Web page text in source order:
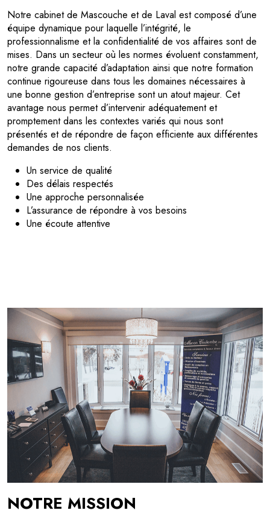
Notre cabinet de Mascouche et de Laval est composé d’une
équipe dynamique pour laquelle l’intégrité, le
professionnalisme et la confidentialité de vos affaires sont de
mises. Dans un secteur où les normes évoluent constamment,
notre grande capacité d’adaptation ainsi que notre formation
continue rigoureuse dans tous les domaines nécessaires à
une bonne gestion d’entreprise sont un atout majeur. Cet
avantage nous permet d’intervenir adéquatement et
promptement dans les contextes variés qui nous sont
présentés et de répondre de façon efficiente aux différentes
demandes de nos clients.
Un service de qualité
Des délais respectés
Une approche personnalisée
L’assurance de répondre à vos besoins
Une écoute attentive
NOTRE MISSION